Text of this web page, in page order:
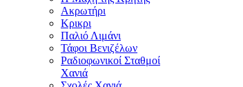
Ακρωτήρι
Κρικρι
Παλιό Λιμάνι
Τάφοι Βενιζέλων
Ραδιοφωνικοί Σταθμοί
Χανιά